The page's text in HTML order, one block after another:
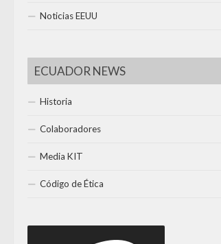
Noticias EEUU
ECUADOR NEWS
Historia
Colaboradores
Media KIT
Código de Ética